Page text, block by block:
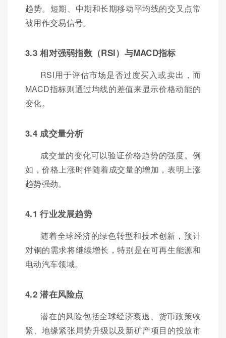
趋势。短期、中期和长期移动平均线的交叉点常
被用作交易信号。
3.3 相对强弱指数（RSI）与MACD指标
RSI用于评估市场是否过度买入或卖出，而
MACD指标则通过均线的差值来显示价格动能的
变化。
3.4 成交量分析
成交量的变化可以验证价格趋势的强度。例
如，价格上涨时伴随着成交量的增加，表明上涨
趋势强劲。
4.1 行业发展趋势
随着全球经济的绿色转型和技术创新，预计
对铜的需求将继续增长，特别是在可再生能源和
电动汽车领域。
4.2 潜在风险点
潜在的风险包括全球经济衰退、货币政策收
紧、地缘紧张局势升级以及新矿产项目的投放市